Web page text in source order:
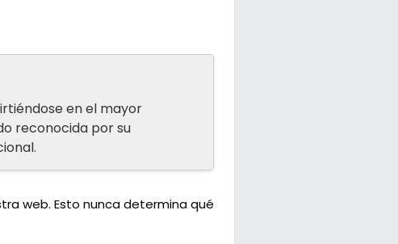
en el mayor
reconocida por su
web. Esto nunca determina qué